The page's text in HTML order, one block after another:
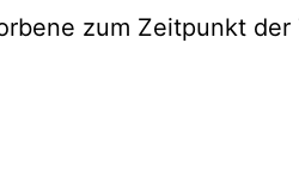
zum Zeitpunkt